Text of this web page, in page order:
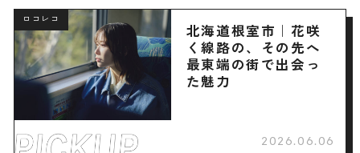
ロコレコ
北海道根室市｜花咲
く線路の、その先へ
最東端の街で出会っ
た魅力
2026.06.06